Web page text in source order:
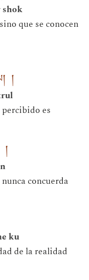
shok
que se conocen
།
es
concuerda
ku
de la realidad